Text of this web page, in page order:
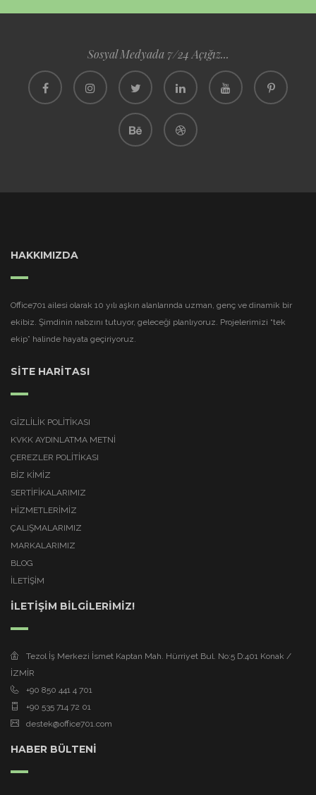
Sosyal Medyada 7/24 Açığız...
HAKKIMIZDA
Office701 ailesi olarak 10 yılı aşkın alanlarında uzman, genç ve dinamik bir
ekibiz. Şimdinin nabzını tutuyor, geleceği planlıyoruz. Projelerimizi “tek
ekip” halinde hayata geçiriyoruz.
SİTE HARİTASI
GIZLILIK POLITIKASI
KVKK AYDINLATMA METNI
ÇEREZLER POLITIKASI
BİZ KİMİZ
SERTİFİKALARIMIZ
HİZMETLERİMİZ
ÇALIŞMALARIMIZ
MARKALARIMIZ
BLOG
İLETİŞİM
İLETİŞİM BİLGİLERİMİZ!
Tezol İş Merkezi İsmet Kaptan Mah. Hürriyet Bul. No:5 D:401 Konak /
İZMİR
+90 850 441 4 701
+90 535 714 72 01
destek@office701.com
HABER BÜLTENİ